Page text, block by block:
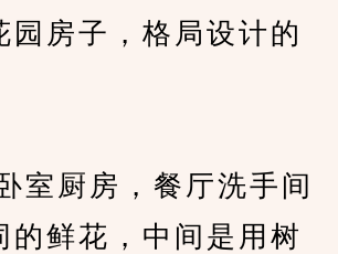
园房子，格局设计的
厨房，餐厅洗手间
的鲜花，中间是用树